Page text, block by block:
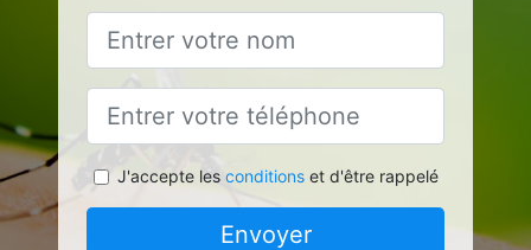
J'accepte les conditionset d'être rappelé
Envoyer